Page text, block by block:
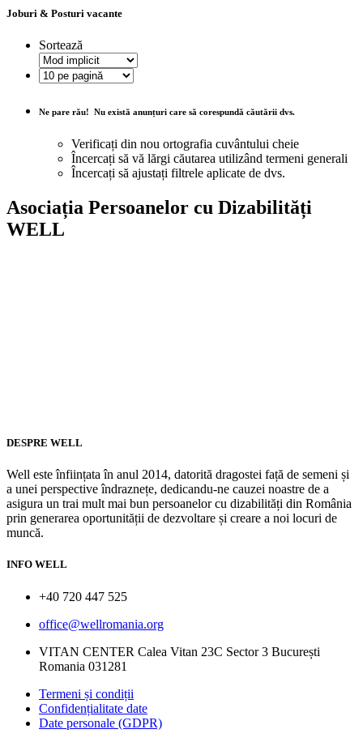
Joburi & Posturi vacante
Sortează
Ne pare rău! Nu există anunțuri care să corespundă căutării dvs.
Verificați din nou ortografia cuvântului cheie
Încercați să vă lărgi căutarea utilizând termeni generali
Încercați să ajustați filtrele aplicate de dvs.
Asociația Persoanelor cu Dizabilități
WELL
DESPRE WELL
Well este înființata în anul 2014, datorită dragostei față de semeni și
a unei perspective îndraznețe, dedicandu-ne cauzei noastre de a
asigura un trai mult mai bun persoanelor cu dizabilități din România
prin generarea oportunității de dezvoltare și creare a noi locuri de
muncă.
INFO WELL
+40 720 447 525
office@wellromania.org
VITAN CENTER Calea Vitan 23C Sector 3 București
Romania 031281
Termeni și condiții
Confidențialitate date
Date personale (GDPR)